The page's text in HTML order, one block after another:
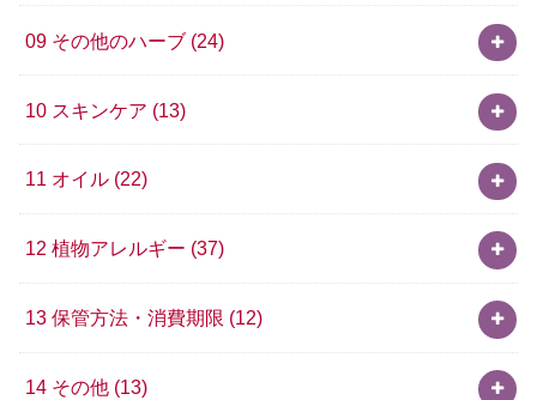
09 その他のハーブ (24)
10 スキンケア (13)
11 オイル (22)
12 植物アレルギー (37)
13 保管方法・消費期限 (12)
14 その他 (13)